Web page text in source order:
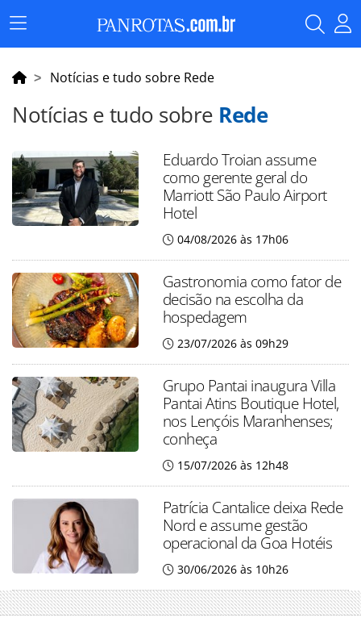
Menu
Principal
Notícias e tudo sobre Rede
Notícias e tudo sobre Rede
Eduardo Troian assume
como gerente geral do
Marriott São Paulo Airport
Hotel
04/08/2026 às 17h06
Gastronomia como fator de
decisão na escolha da
hospedagem
23/07/2026 às 09h29
Grupo Pantai inaugura Villa
Pantai Atins Boutique Hotel,
nos Lençóis Maranhenses;
conheça
15/07/2026 às 12h48
Patrícia Cantalice deixa Rede
Nord e assume gestão
operacional da Goa Hotéis
30/06/2026 às 10h26